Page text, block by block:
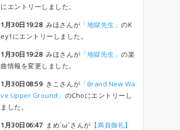
にエントリーしました。
1月30日19:28みほさんが 「地獄先生」のK
ey1にエントリーしました。
1月30日19:28みほさんが 「地獄先生」の楽
曲情報を変更しました。
1月30日08:59きこさんが 「Brand New Wa
ve Upper Ground」 のChoにエントリーし
ました。
1月30日06:47まめ´ω`さんが 【満員御礼】